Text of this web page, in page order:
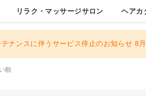
リラク・マッサージサロン ヘアカ
テナンスに伴うサービス停止のお知らせ 8
順